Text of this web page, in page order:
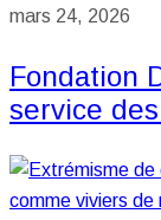
mars 24, 2026
Fondation
service